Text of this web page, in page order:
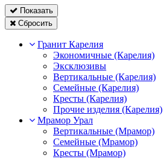
Показать
Сбросить
Гранит Карелия
Экономичные (Карелия)
Эксклюзивы
Вертикальные (Карелия)
Семейные (Карелия)
Кресты (Карелия)
Прочие изделия (Карелия)
Мрамор Урал
Вертикальные (Мрамор)
Семейные (Мрамор)
Кресты (Мрамор)